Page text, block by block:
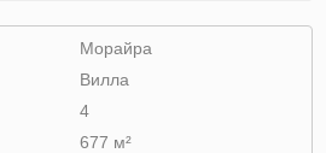
Морайра
Вилла
4
677 м²